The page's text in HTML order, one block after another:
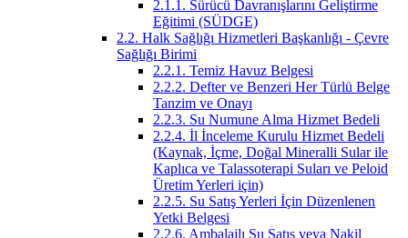
2.1.1. Sürücü Davranışlarını Geliştirme
Eğitimi (SÜDGE)
2.2. Halk Sağlığı Hizmetleri Başkanlığı - Çevre
Sağlığı Birimi
2.2.1. Temiz Havuz Belgesi
2.2.2. Defter ve Benzeri Her Türlü Belge
Tanzim ve Onayı
2.2.3. Su Numune Alma Hizmet Bedeli
2.2.4. İl İnceleme Kurulu Hizmet Bedeli
(Kaynak, İçme, Doğal Mineralli Sular ile
Kaplıca ve Talassoterapi Suları ve Peloid
Üretim Yerleri için)
2.2.5. Su Satış Yerleri İçin Düzenlenen
Yetki Belgesi
2.2.6. Ambalajlı Su Satış veya Nakil